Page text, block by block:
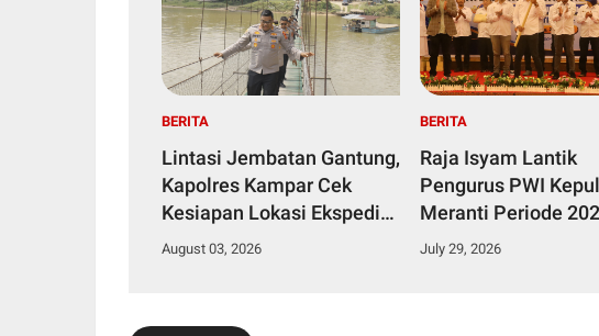
BERITA
Lintasi Jembatan Gantung,
Kapolres Kampar Cek
Kesiapan Lokasi Ekspedisi
Merah Putih Presisi
August 03, 2026
BERITA
Raja Isyam Lantik
Pengurus PWI
Meranti Periode
2029
July 29, 2026